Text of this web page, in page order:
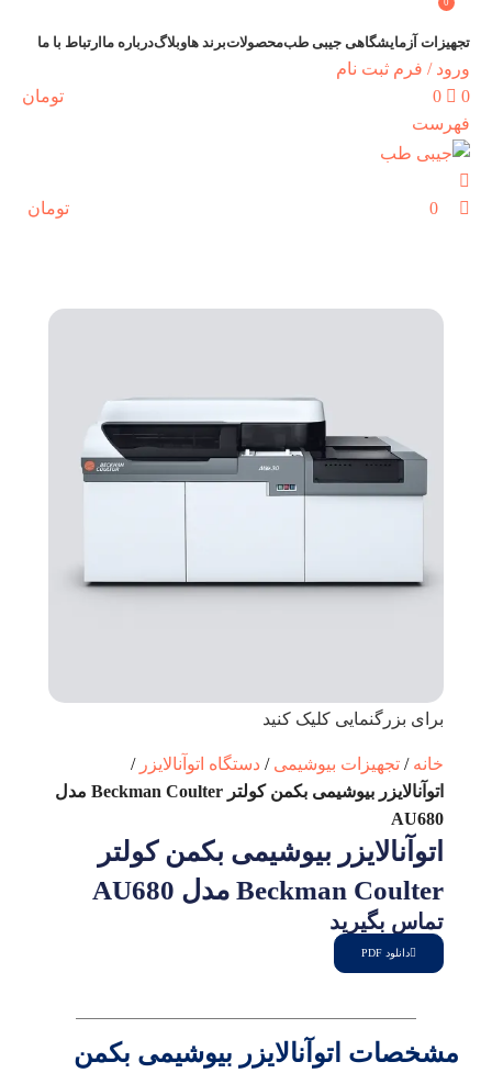
تجهیزات آزمایشگاهی جیبی طبمحصولاتبرند هاوبلاگدرباره‌ ما ارتباط با ما
ورود / فرم ثبت نام
0
0
تومان
فهرست
0
0 تومان
خانه تجهیزات بیوشیمی
دستگاه اتوآنالایزر
اتوآنالایزر بیوشیمی بکمن کولتر Beckman Coulter مدل
AU680
اتوآنالایزر بیوشیمی بکمن کولتر
Beckman Coulter مدل AU680
تماس بگیرید
دانلود PDF
برای بزرگنمایی کلیک کنید
مشخصات اتوآنالایزر بیوشیمی بکمن